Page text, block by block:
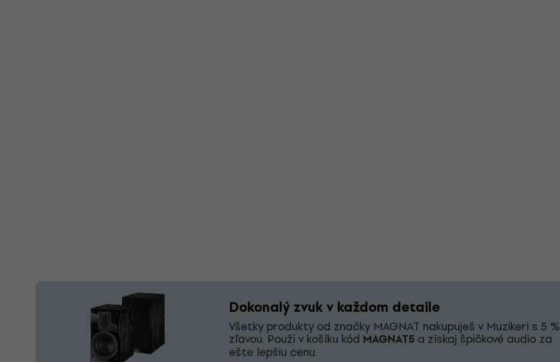
Dokonalý zvuk v každom detaile
Všetky produkty od značky MAGNAT nakupuješ v Muzikeri s 5 %
zľavou. Použi v košíku kód MAGNAT5 a získaj špičkové audio za
ešte lepšiu cenu.